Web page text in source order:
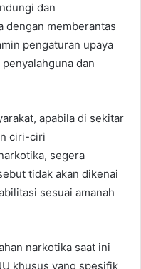
dan
dengan memberantas
pengaturan upaya
dan
apabila di sekitar
ciri-ciri
segera
tidak akan dikenai
sesuai amanah
narkotika saat ini
khusus yang spesifik